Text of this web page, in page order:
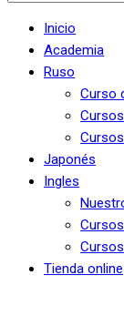
Inicio
Academia
Ruso
Curso
Japonés
Ingles
Tienda online